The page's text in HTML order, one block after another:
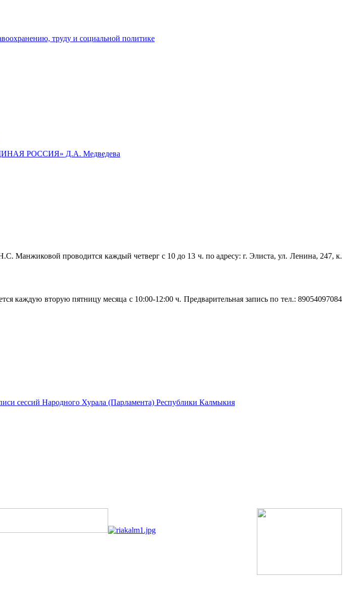
труду и социальной политике
РОССИЯ» Д.А. Медведева
Манжиковой проводится каждый четверг с 10 до 13 ч. по адресу: г. Элиста, ул. Ленина, 247, к.
вторую пятницу месяца с 10:00-12:00 ч. Предварительная запись по тел.: 89054097084
сессий Народного Хурала (Парламента) Республики Калмыкия